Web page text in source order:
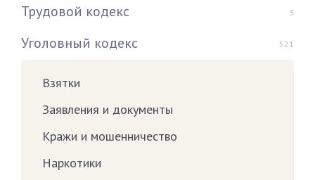
Трудовой кодекс 3
Уголовный кодекс 521
Взятки
Заявления и документы
Кражи и мошенничество
Наркотики